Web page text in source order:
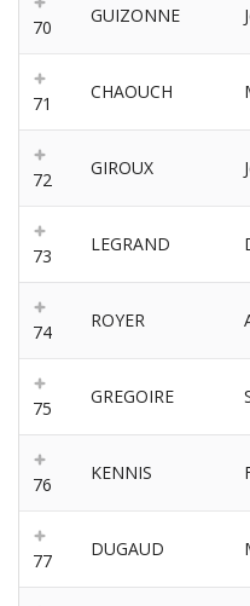
70
GUIZONNE
71
CHAOUCH
72
GIROUX
73
LEGRAND
74
ROYER
75
GREGOIRE
76
KENNIS
77
DUGAUD